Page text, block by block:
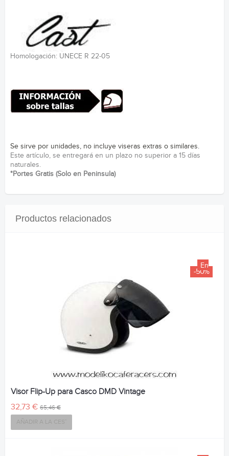
Homologación: UNECE R 22-05
Se sirve por unidades, no incluye viseras extras o similares.
Este artículo, se entregará en un plazo no superior a 15 días
naturales.
*Portes Gratis (Solo en Peninsula)
Productos relacionados
-50%
En
Venta!
Visor Flip-Up para Casco DMD Vintage
32,73 € 65,46 €
AÑADIR A LA CESTA